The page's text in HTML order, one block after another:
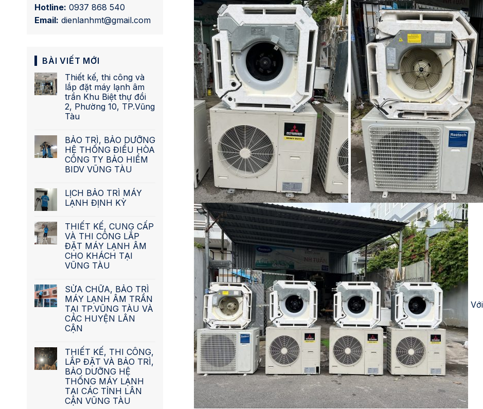
Hotline: 0937 868 540
Email: dienlanhmt@gmail.com
BÀI VIẾT MỚI
Thiết kế, thi công và
lắp đặt máy lạnh âm
trần Khu Biệt thự đồi
2, Phường 10, TP.Vũng
Tàu
BẢO TRÌ, BẢO DƯỠNG
HỆ THỐNG ĐIỀU HÒA
CÔNG TY BẢO HIỂM
BIDV VŨNG TÀU
LỊCH BẢO TRÌ MÁY
LẠNH ĐỊNH KỲ
THIẾT KẾ, CUNG CẤP
VÀ THI CÔNG LẮP
ĐẶT MÁY LẠNH ÂM
CHO KHÁCH TẠI
VŨNG TÀU
SỬA CHỮA, BẢO TRÌ
MÁY LẠNH ÂM TRẦN
TẠI TP.VŨNG TÀU VÀ
CÁC HUYỆN LÂN
CẬN
THIẾT KẾ, THI CÔNG,
LẮP ĐẶT VÀ BẢO TRÌ,
BẢO DƯỠNG HỆ
THỐNG MÁY LẠNH
TẠI CÁC TỈNH LÂN
CẬN VŨNG TÀU